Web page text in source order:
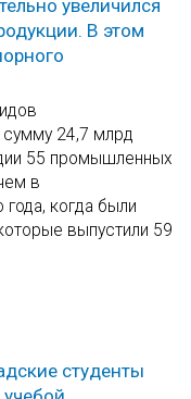
увеличился
В этом
24,7 млрд
55 промышленных
в
когда были
выпустили 59
студенты